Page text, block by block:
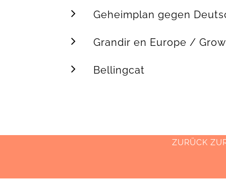
Geheimplan gegen
Grandir en Europe /
Bellingcat
ZURÜCK